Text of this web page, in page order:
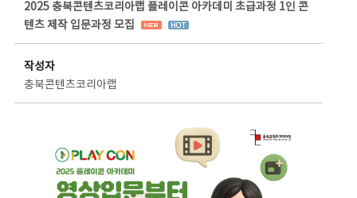
2025 충북콘텐츠코리아랩 플레이콘 아카데미 초급과정 1인 콘
텐츠 제작 입문과정 모집
작성자
충북콘텐츠코리아랩